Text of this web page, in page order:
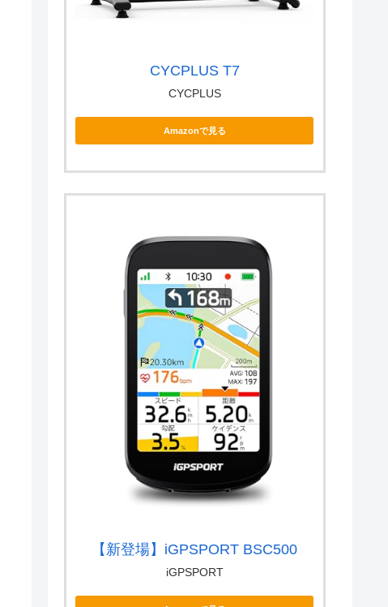
CYCPLUS T7
CYCPLUS
Amazonで見る
【新登場】iGPSPORT BSC500
iGPSPORT